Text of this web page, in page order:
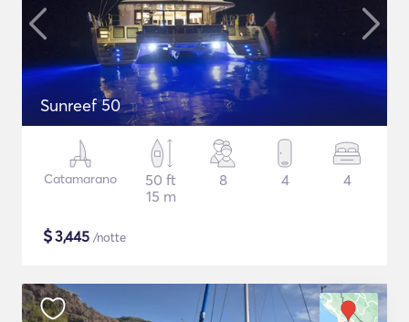
Sunreef 50
Catamarano
50 ft
15 m
8 4 4
$3,445 /notte